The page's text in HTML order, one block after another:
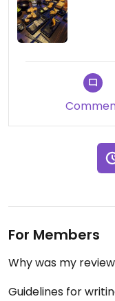
For Members
Why was my
Guidelines for